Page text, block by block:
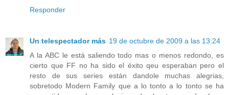
Responder
Un telespectador más 19 de octubre de 2009 a las 13:24
A la ABC le está saliendo todo mas o menos redondo, es
cierto que FF no ha sido el éxito qeu esperaban pero el
resto de sus series están dandole muchas alegrias,
sobretodo Modern Family que a lo tonto a lo tonto se ha